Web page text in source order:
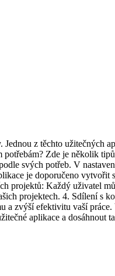
Jednou z těchto užitečných
Zde je několik
svých potřeb. V
je doporučeno vytvořit
projektů: Každý uživatel
projektech. 4. Sdílení s
a zvýší efektivitu vaší
aplikace a dosáhnout